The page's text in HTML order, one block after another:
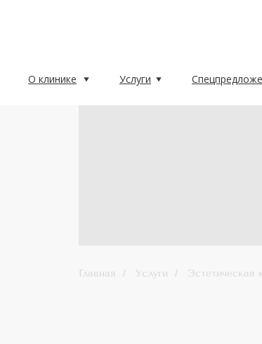
Услуги
О клинике
Главная / Услуги / Эстетическая